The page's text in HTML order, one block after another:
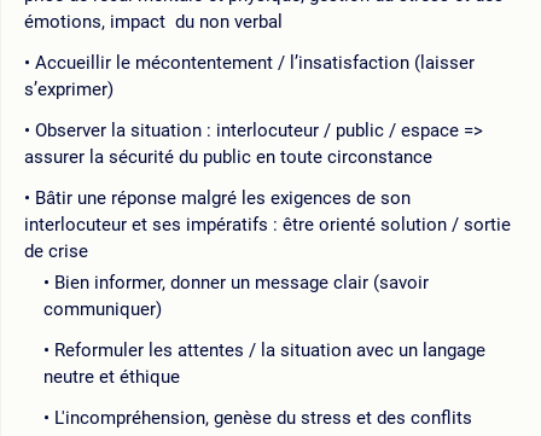
émotions, impact du non verbal
Accueillir le mécontentement / l’insatisfaction (laisser
s’exprimer)
Observer la situation : interlocuteur / public / espace =>
assurer la sécurité du public en toute circonstance
Bâtir une réponse malgré les exigences de son
interlocuteur et ses impératifs : être orienté solution / sortie
de crise
Bien informer, donner un message clair (savoir
communiquer)
Reformuler les attentes / la situation avec un langage
neutre et éthique
L'incompréhension, genèse du stress et des conflits